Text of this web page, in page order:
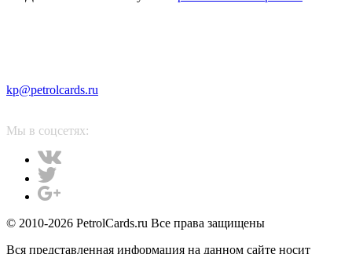
kp@petrolcards.ru
Мы в соцсетях:
© 2010-2026 PetrolCards.ru Все права защищены
Вся представленная информация на данном сайте носит